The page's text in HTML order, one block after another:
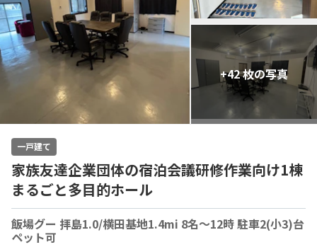
+42 枚の写真
一戸建て
家族友達企業団体の宿泊会議研修作業向け1棟
まるごと多目的ホール
飯場グー 拝島1.0/横田基地1.4mi 8名〜12時 駐車2(小3)台
ペット可